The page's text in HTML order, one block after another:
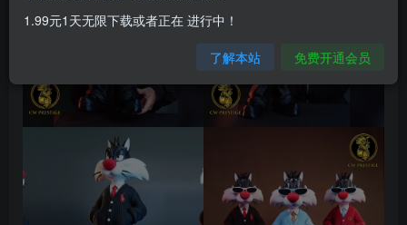
1.99元1天无限下载或者正在 进行中！
了解本站 免费开通会员